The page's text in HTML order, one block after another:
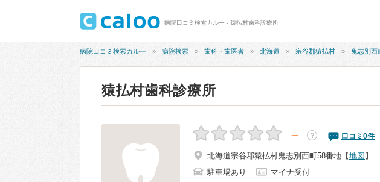
病院口コミ検索カルー - 猿払村歯科診療所
病院口コミ検索カルー 病院検索 歯科・歯医者 北海道 宗谷郡猿払村 鬼志別西
猿払村歯科診療所
－ ？ 口コミ 0件
北海道宗谷郡猿払村鬼志別西町58番地 【地図 】
駐車場あり
マイナ受付